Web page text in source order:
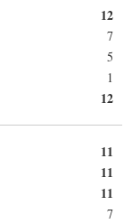
12
7
5
1
12
11
11
11
7